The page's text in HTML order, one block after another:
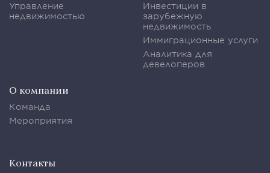
Управление
недвижимостью
Инвестиции в
зарубежную
недвижимость
Иммиграционные услуги
Аналитика для
девелоперов
О компании
Команда
Мероприятия
Контакты